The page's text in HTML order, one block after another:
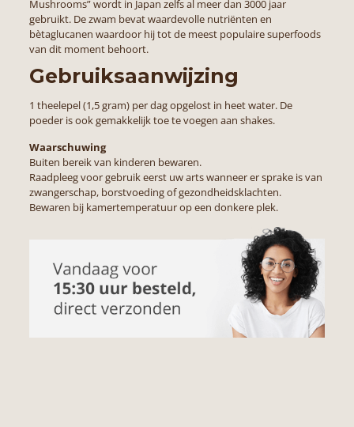
Mushrooms” wordt in Japan zelfs al meer dan 3000 jaar
gebruikt. De zwam bevat waardevolle nutriënten en
bètaglucanen waardoor hij tot de meest populaire superfoods
van dit moment behoort.
Gebruiksaanwijzing
1 theelepel (1,5 gram) per dag opgelost in heet water. De
poeder is ook gemakkelijk toe te voegen aan shakes.
Waarschuwing
Buiten bereik van kinderen bewaren.
Raadpleeg voor gebruik eerst uw arts wanneer er sprake is van
zwangerschap, borstvoeding of gezondheidsklachten.
Bewaren bij kamertemperatuur op een donkere plek.